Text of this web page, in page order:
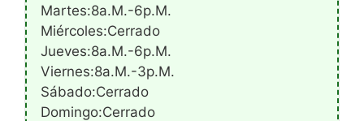
Martes:8a.m.-6p.m.
Miércoles:Cerrado
Jueves:8a.m.-6p.m.
Viernes:8a.m.-3p.m.
Sábado:Cerrado
Domingo:Cerrado